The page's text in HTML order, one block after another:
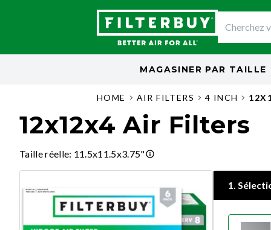
MAGASINER PAR TAILLE
HOME AIR FILTERS 4 INCH
12x12x4 Air Filters
Taille réelle: 11.5x11.5x3.75"
1.